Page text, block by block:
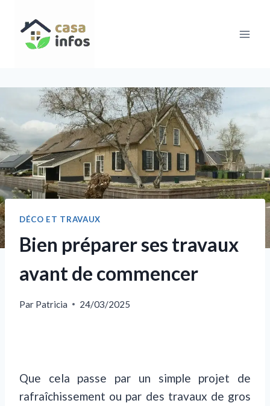
contenu
DÉCO ET TRAVAUX
Bien préparer ses travaux
avant de commencer
Par Patricia 24/03/2025
Que cela passe par un simple projet de
rafraîchissement ou par des travaux de gros